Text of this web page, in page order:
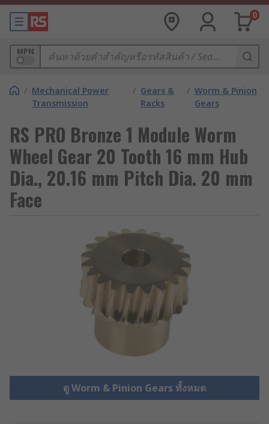
0
MPN
/ Mechanical Power
Transmission
/ Gears &
Racks
/ Worm & Pinion
Gears
RS PRO Bronze 1 Module Worm
Wheel Gear 20 Tooth 16 mm Hub
Dia., 20.16 mm Pitch Dia. 20 mm
Face
ดู Worm & Pinion Gears ทั้งหมด